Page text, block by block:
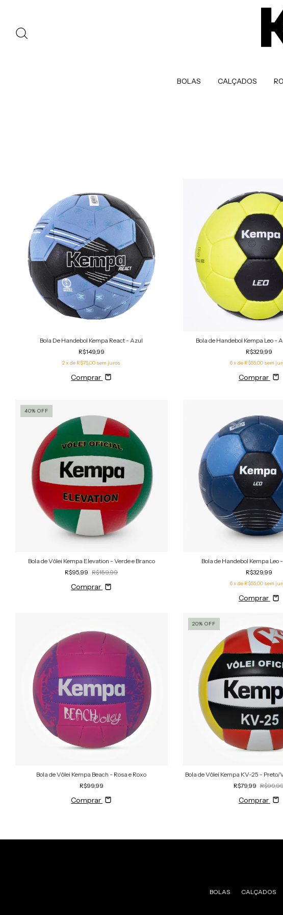
BOLAS CALÇADOS
Bola De Handebol Kempa React - Azul
R$149,99
2x de R$75,00 sem juros
Comprar
Bola de Handebol Kempa Leo -
R$329,99
6x de R$55,00 sem
Comprar
40% OFF
Bola de Vôlei Kempa Elevation - Verde e Branco
R$95,99 R$159,99
Comprar
Bola de Handebol Kempa Leo
R$329,99
6x de R$55,00 sem
Comprar
Bola de Vôlei Kempa Beach - Rosa e Roxo
R$99,99
Comprar
20% OFF
Bola de Vôlei Kempa KV-25 -
R$79,99
Comprar
BOLAS CALÇADOS